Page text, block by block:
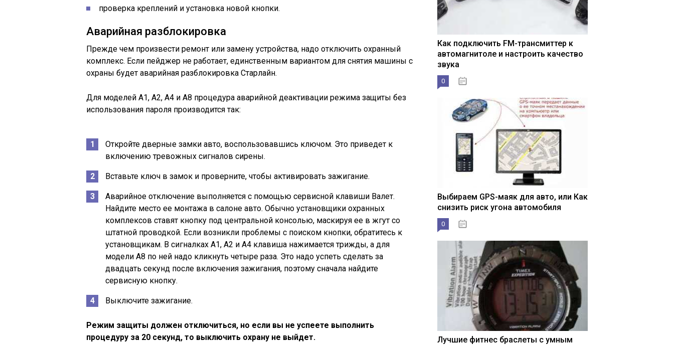
проверка креплений и установка новой кнопки.
Аварийная разблокировка
Прежде чем произвести ремонт или замену устройства, надо отключить охранный
комплекс. Если пейджер не работает, единственным вариантом для снятия машины с
охраны будет аварийная разблокировка Старлайн.
Для моделей А1, А2, А4 и А8 процедура аварийной деактивации режима защиты без
использования пароля производится так:
Откройте дверные замки авто, воспользовавшись ключом. Это приведет к
включению тревожных сигналов сирены.
Вставьте ключ в замок и проверните, чтобы активировать зажигание.
Аварийное отключение выполняется с помощью сервисной клавиши Валет.
Найдите место ее монтажа в салоне авто. Обычно установщики охранных
комплексов ставят кнопку под центральной консолью, маскируя ее в жгут со
штатной проводкой. Если возникли проблемы с поиском кнопки, обратитесь к
установщикам. В сигналках А1, А2 и А4 клавиша нажимается трижды, а для
модели А8 по ней надо кликнуть четыре раза. Это надо успеть сделать за
двадцать секунд после включения зажигания, поэтому сначала найдите
сервисную кнопку.
Выключите зажигание.
Режим защиты должен отключиться, но если вы не успеете выполнить
процедуру за 20 секунд, то выключить охрану не выйдет.
Как подключить FM-трансмиттер к
автомагнитоле и настроить качество
звука
0
Выбираем GPS-маяк для авто, или Как
снизить риск угона автомобиля
0
Лучшие фитнес браслеты с умным